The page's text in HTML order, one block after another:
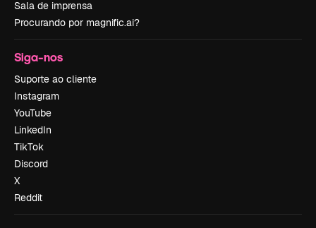
Sala de imprensa
Procurando por magnific.ai?
Siga-nos
Suporte ao cliente
Instagram
YouTube
LinkedIn
TikTok
Discord
X
Reddit